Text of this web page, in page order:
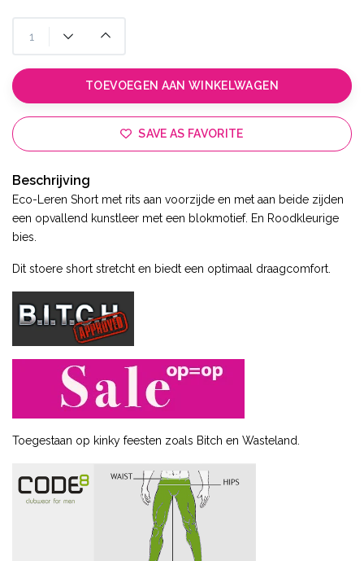
TOEVOEGEN AAN WINKELWAGEN
SAVE AS FAVORITE
Beschrijving
Eco-Leren Short met rits aan voorzijde en met aan beide zijden
een opvallend kunstleer met een blokmotief. En Roodkleurige
bies.
Dit stoere short stretcht en biedt een optimaal draagcomfort.
Toegestaan op kinky feesten zoals Bitch en Wasteland.